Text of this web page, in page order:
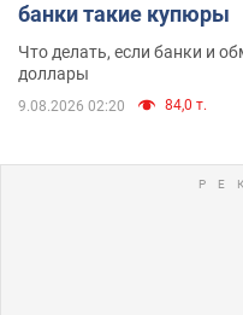
банки такие купюры
Что делать, если банки и
доллары
9.08.2026 02:20 84,0 т.